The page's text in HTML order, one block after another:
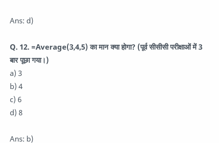
Ans: d)
Q. 12. =Average(3,4,5) का मान क्या होगा? (पूर्व सीसीसी परीक्षाओं में 3
बार पूछा गया।)
a) 3
b) 4
c) 6
d) 8
Ans: b)